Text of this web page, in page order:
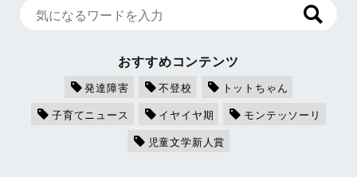
おすすめコンテンツ
発達障害 不登校
トットちゃん
子育てニュース
イヤイヤ期
モンテッソーリ
児童文学新人賞